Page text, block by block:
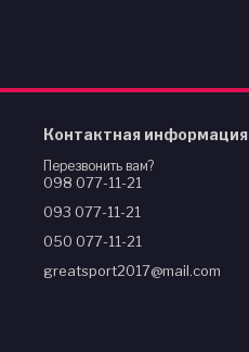
Контактная информация
Перезвонить вам?
098 077-11-21
093 077-11-21
050 077-11-21
greatsport2017@mail.com